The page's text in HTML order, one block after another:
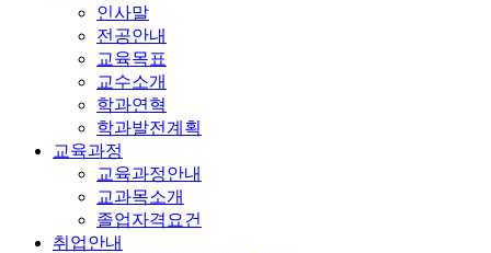
인사말
전공안내
교육목표
교수소개
학과연혁
학과발전계획
교육과정
교육과정안내
교과목소개
졸업자격요건
취업안내